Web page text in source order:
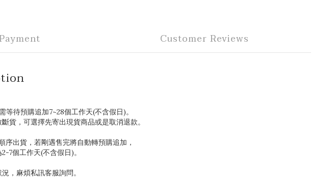
Customer Reviews
等待預購追加7~28個工作天(不含假日)。
貨，可選擇先寄出現貨商品或是取消退款。
序出貨，若剛遇售完將自動轉預購追加，
2-7個工作天(不含假日)。
況，麻煩私訊客服詢問。